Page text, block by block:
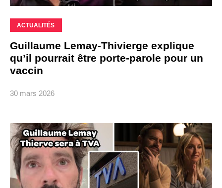
ACTUALITÉS
Guillaume Lemay-Thivierge explique
qu’il pourrait être porte-parole pour un
vaccin
30 mars 2026